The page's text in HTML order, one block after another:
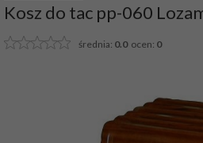
Kosz do tac pp-060
średnia: 0.0ocen: 0